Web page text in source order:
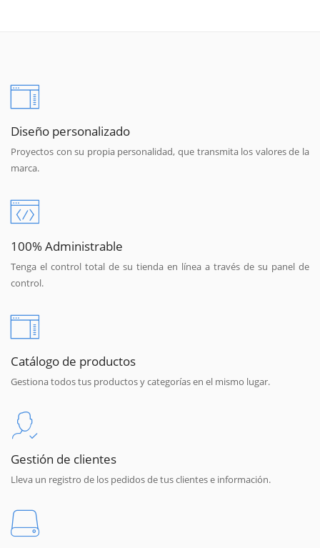
Diseño personalizado
Proyectos con su propia personalidad, que transmita los valores de la
marca.
100% Administrable
Tenga el control total de su tienda en línea a través de su panel de
control.
Catálogo de productos
Gestiona todos tus productos y categorías en el mismo lugar.
Gestión de clientes
Lleva un registro de los pedidos de tus clientes e información.